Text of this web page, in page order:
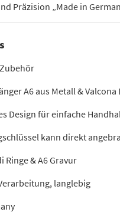
Präzision „Made in
A6 aus Metall & Valcona
Design für einfache
kann direkt
Ringe & A6 Gravur
langlebig